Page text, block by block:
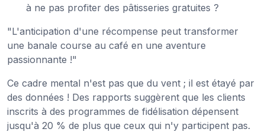
à ne pas profiter des pâtisseries gratuites ?
"L'anticipation d'une récompense peut transformer
une banale course au café en une aventure
passionnante !"
Ce cadre mental n'est pas que du vent ; il est étayé par
des données ! Des rapports suggèrent que les clients
inscrits à des programmes de fidélisation dépensent
jusqu'à 20 % de plus que ceux qui n'y participent pas.